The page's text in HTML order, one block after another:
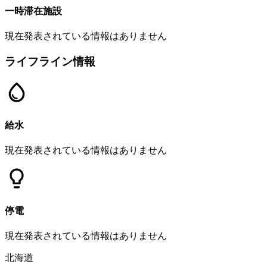
一時滞在施設
現在発表されている情報はありません
ライフライン情報
給水
現在発表されている情報はありません
停電
現在発表されている情報はありません
北海道